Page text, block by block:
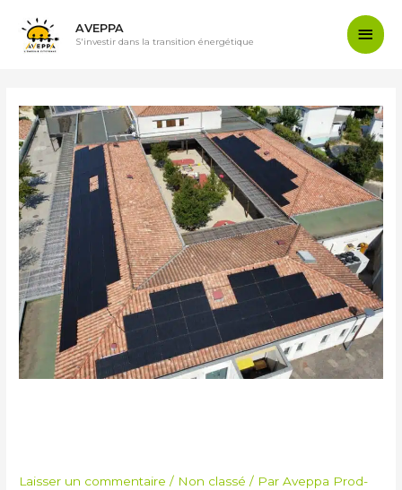
AVEPPA
S'investir dans la transition énergétique
Laisser un commentaire / Non classé / ParAveppa Prod-